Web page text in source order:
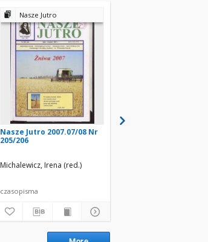
Nasze Jutro
Nasze Jutro 2007.07/08 Nr
205/206
Michalewicz, Irena (red.)
czasopisma